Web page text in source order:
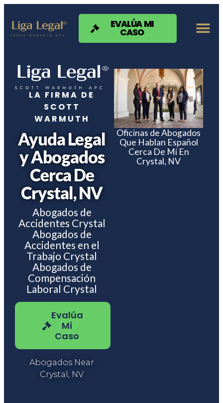
Nota:
sitio
web
accesibilidad.
EVALÚA MI
CASO
LA FIRMA DE
SCOTT
WARMUTH
Ayuda Legal
y Abogados
Cerca De
Crystal, NV
Abogados de
Accidentes Crystal
Abogados de
Accidentes en el
Trabajo Crystal
Abogados de
Compensación
Laboral Crystal
Evalúa
Mi
Caso
Abogados Near
Crystal, NV
Oficinas de Abogados
Que Hablan Español
Cerca De Mi En
Crystal, NV